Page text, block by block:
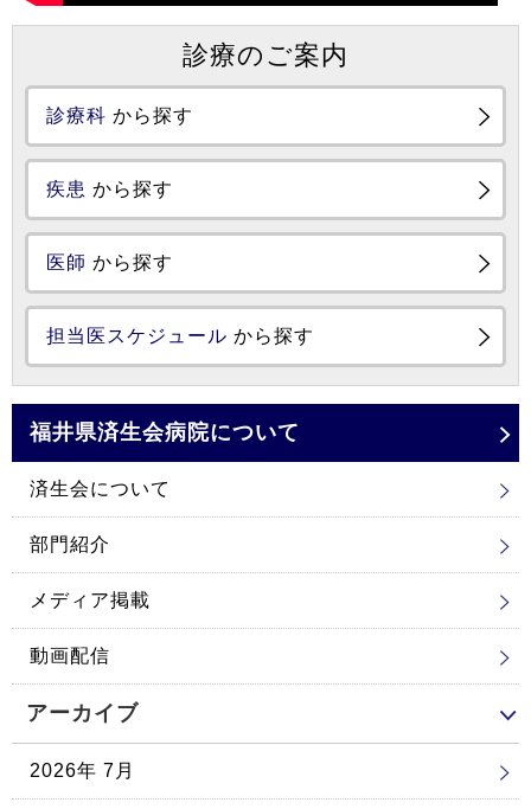
診療のご案内
診療科 から探す
疾患 から探す
医師 から探す
担当医スケジュール から探す
福井県済生会病院について
済生会について
部門紹介
メディア掲載
動画配信
アーカイブ
2026年 7月